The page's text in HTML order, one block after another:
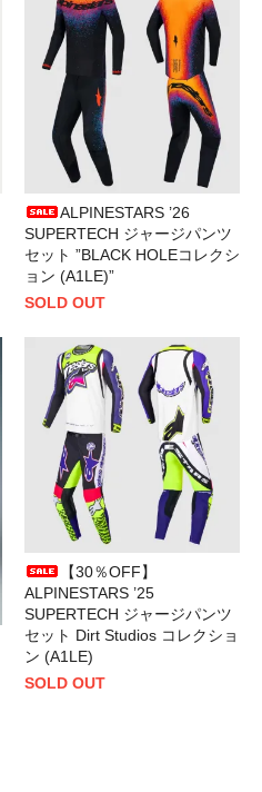
ALPINESTARS ’26
SUPERTECH ジャージパンツ
セット ”BLACK HOLEコレクシ
ョン (A1LE)”
SOLD OUT
【30％OFF】
ALPINESTARS ’25
SUPERTECH ジャージパンツ
セット Dirt Studios コレクショ
ン (A1LE)
SOLD OUT